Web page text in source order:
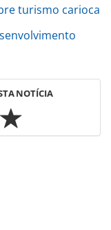
turismo carioca
NOTÍCIA
turismo/2019/01/
para-